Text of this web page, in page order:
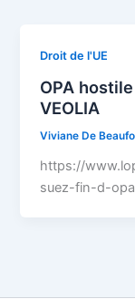
Droit de l'UE
OPA
VEOLIA
Viviane De
https://
suez-fin-d-